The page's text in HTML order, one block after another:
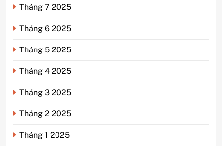
Tháng 7 2025
Tháng 6 2025
Tháng 5 2025
Tháng 4 2025
Tháng 3 2025
Tháng 2 2025
Tháng 1 2025